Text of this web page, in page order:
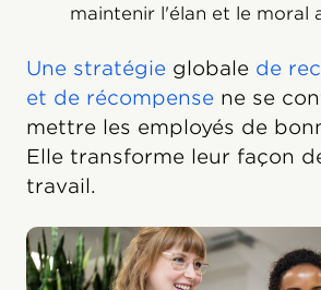
maintenir l'élan et le moral
Une stratégie globale de
et de récompense ne se
mettre les employés de
Elle transforme leur façon
travail.